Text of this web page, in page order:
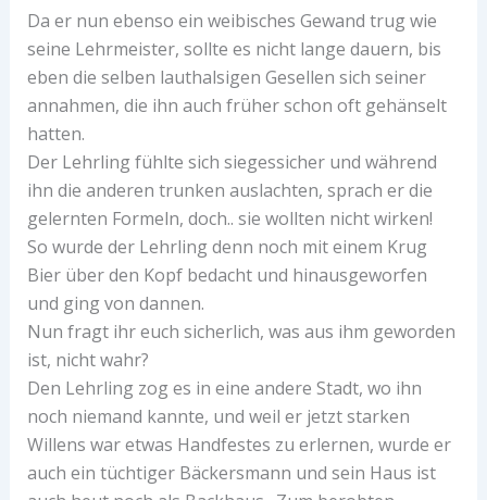
Da er nun ebenso ein weibisches Gewand trug wie
seine Lehrmeister, sollte es nicht lange dauern, bis
eben die selben lauthalsigen Gesellen sich seiner
annahmen, die ihn auch früher schon oft gehänselt
hatten.
Der Lehrling fühlte sich siegessicher und während
ihn die anderen trunken auslachten, sprach er die
gelernten Formeln, doch.. sie wollten nicht wirken!
So wurde der Lehrling denn noch mit einem Krug
Bier über den Kopf bedacht und hinausgeworfen
und ging von dannen.
Nun fragt ihr euch sicherlich, was aus ihm geworden
ist, nicht wahr?
Den Lehrling zog es in eine andere Stadt, wo ihn
noch niemand kannte, und weil er jetzt starken
Willens war etwas Handfestes zu erlernen, wurde er
auch ein tüchtiger Bäckersmann und sein Haus ist